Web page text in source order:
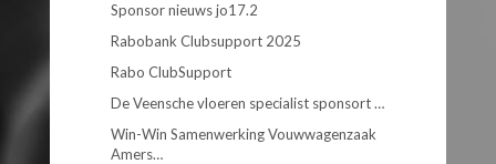
Sponsor nieuws jo17.2
Rabobank Clubsupport 2025
Rabo ClubSupport
De Veensche vloeren specialist sponsort …
Win-Win Samenwerking Vouwwagenzaak
Amers…